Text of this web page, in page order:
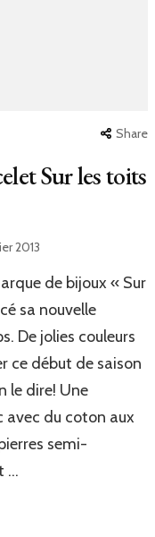
Share
Sur les toits
2013
de bijoux « Sur
sa nouvelle
De jolies couleurs
ce début de saison
le dire! Une
avec du coton aux
semi-
…